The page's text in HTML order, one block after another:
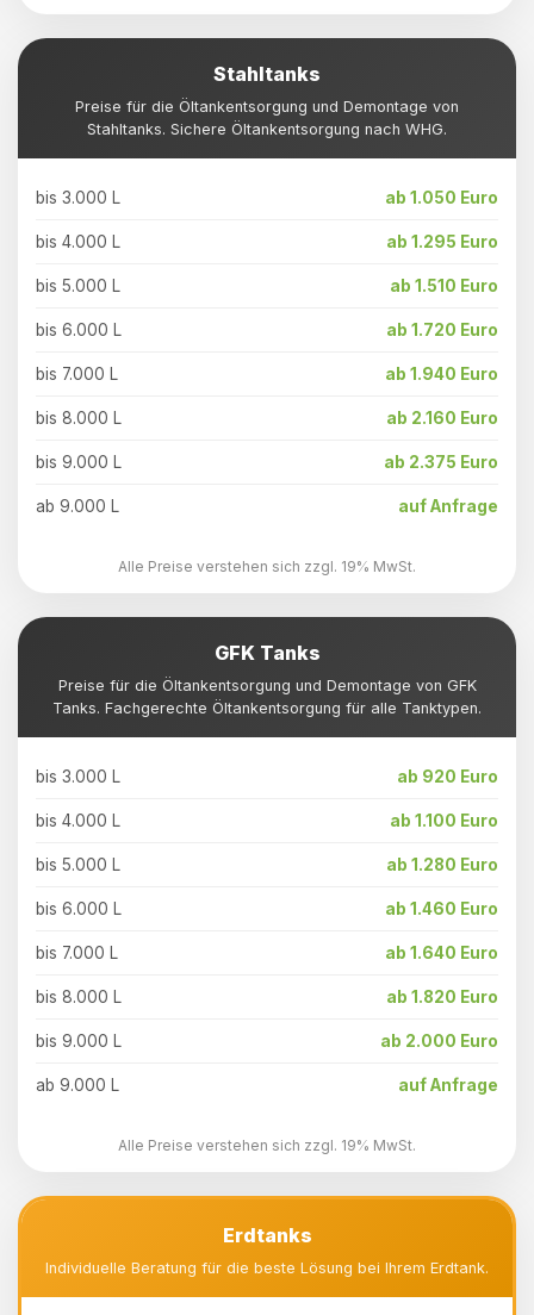
Stahltanks
Preise für die Öltankentsorgung und Demontage von
Stahltanks. Sichere Öltankentsorgung nach WHG.
bis 3.000 L ab 1.050 Euro
bis 4.000 L ab 1.295 Euro
bis 5.000 L ab 1.510 Euro
bis 6.000 L ab 1.720 Euro
bis 7.000 L ab 1.940 Euro
bis 8.000 L ab 2.160 Euro
bis 9.000 L ab 2.375 Euro
ab 9.000 L auf Anfrage
Alle Preise verstehen sich zzgl. 19% MwSt.
GFK Tanks
Preise für die Öltankentsorgung und Demontage von GFK
Tanks. Fachgerechte Öltankentsorgung für alle Tanktypen.
bis 3.000 L ab 920 Euro
bis 4.000 L ab 1.100 Euro
bis 5.000 L ab 1.280 Euro
bis 6.000 L ab 1.460 Euro
bis 7.000 L ab 1.640 Euro
bis 8.000 L ab 1.820 Euro
bis 9.000 L ab 2.000 Euro
ab 9.000 L auf Anfrage
Alle Preise verstehen sich zzgl. 19% MwSt.
Erdtanks
Individuelle Beratung für die beste Lösung bei Ihrem Erdtank.